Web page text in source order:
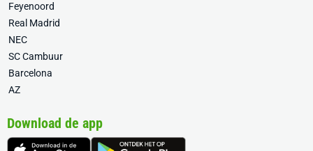
Feyenoord
Real Madrid
NEC
SC Cambuur
Barcelona
AZ
Download de app